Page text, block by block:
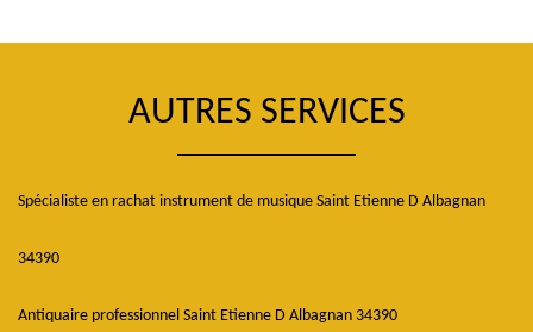
AUTRES SERVICES
Spécialiste en rachat instrument de musique Saint Etienne D Albagnan
34390
Antiquaire professionnel Saint Etienne D Albagnan 34390